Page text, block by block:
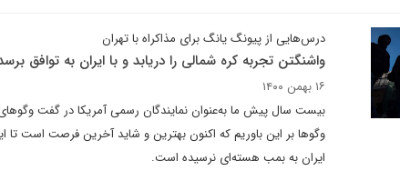
درس‌هایی از پیونگ یانگ برای مذاکراه با تهران
واشنگتن تجربه کره شمالی را دریابد و با ایران به توافق
۱۶ بهمن ۱۴۰۰
بیست سال پیش ما به‌عنوان نمایندگان رسمی آمریکا در گفت
وگوها بر این باوریم که اکنون بهترین و شاید آخرین فرصت است تا
ایران به بمب هسته‌‌ای نرسیده است.